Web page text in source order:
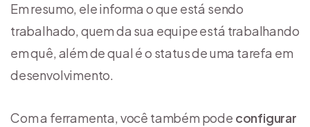
Em resumo, ele informa o que está sendo
trabalhado, quem da sua equipe está trabalhando
em quê, além de qual é o status de uma tarefa em
desenvolvimento.
Com a ferramenta, você também pode configurar